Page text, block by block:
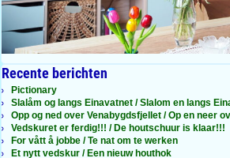
Recente berichten
Pictionary
Slalåm og langs Einavatnet / Slalom en langs
Opp og ned over Venabygdsfjellet / Op en neer
Vedskuret er ferdig!!! / De houtschuur is klaar!!!
For vått å jobbe / Te nat om te werken
Et nytt vedskur / Een nieuw houthok